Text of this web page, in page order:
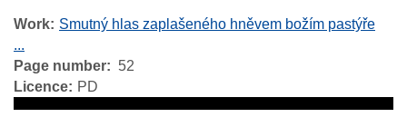
Work
Smutný hlas zaplašeného hněvem božím pastýře
...
Page number
52
Licence
PD